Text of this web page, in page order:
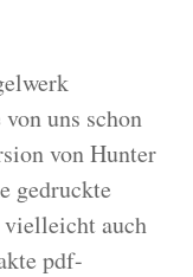
uns schon
von Hunter
gedruckte
vielleicht auch
pdf-